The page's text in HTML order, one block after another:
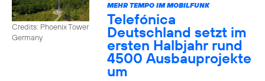
Credits: Phoenix Tower
Germany
MEHR TEMPO IM MOBILFUNK
Telefónica
Deutschland setzt im
ersten Halbjahr rund
4500 Ausbauprojekte
um